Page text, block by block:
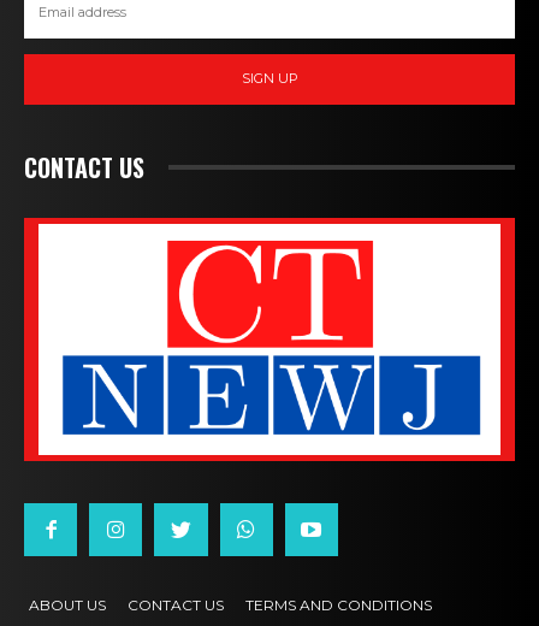
SIGN UP
CONTACT US
ABOUT US CONTACT US TERMS AND CONDITIONS